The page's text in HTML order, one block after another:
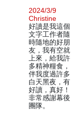
2024/3/9
Christine
好讀是我這個
文字工作者隨
時隨地的好朋
友，我有空就
上來，給我許
多精神糧食，
伴我度過許多
白天黑夜，有
好讀，真好！
非常感謝幕後
團隊。